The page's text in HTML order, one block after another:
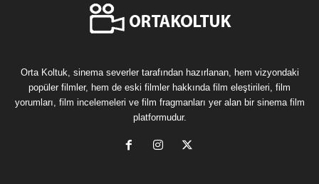
Orta Koltuk, sinema severler tarafından hazırlanan, hem vizyondaki
popüler filmler, hem de eski filmler hakkında film eleştirileri, film
yorumları, film incelemeleri ve film fragmanları yer alan bir sinema film
platformudur.